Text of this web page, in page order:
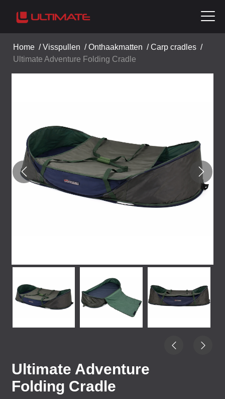
Home /Visspullen /Onthaakmatten /Carp cradles /
Ultimate Adventure Folding Cradle
Ultimate Adventure
Folding Cradle